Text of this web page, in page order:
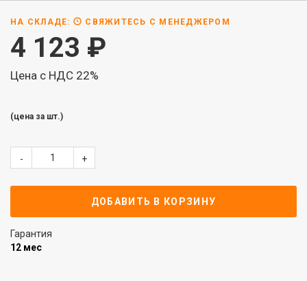
НА СКЛАДЕ: СВЯЖИТЕСЬ С МЕНЕДЖЕРОМ
4 123 ₽
Цена с НДС 22%
(цена за шт.)
- +
ДОБАВИТЬ В КОРЗИНУ
Гарантия
12 мес